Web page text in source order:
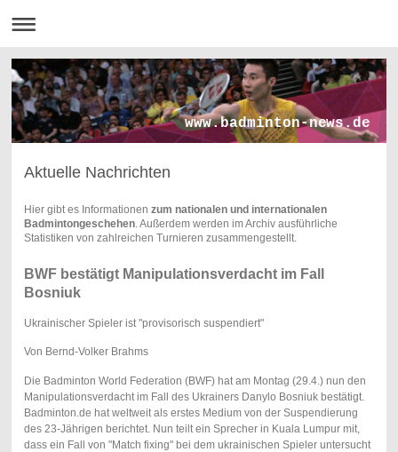
www.badminton-news.de
Aktuelle Nachrichten
Hier gibt es Informationen zum nationalen und internationalen
Badmintongeschehen. Außerdem werden im Archiv ausführliche
Statistiken von zahlreichen Turnieren zusammengestellt.
BWF bestätigt Manipulationsverdacht im Fall
Bosniuk
Ukrainischer Spieler ist "provisorisch suspendiert"
Von Bernd-Volker Brahms
Die Badminton World Federation (BWF) hat am Montag (29.4.) nun den
Manipulationsverdacht im Fall des Ukrainers Danylo Bosniuk bestätigt.
Badminton.de hat weltweit als erstes Medium von der Suspendierung
des 23-Jährigen berichtet. Nun teilt ein Sprecher in Kuala Lumpur mit,
dass ein Fall von "Match fixing" bei dem ukrainischen Spieler untersucht